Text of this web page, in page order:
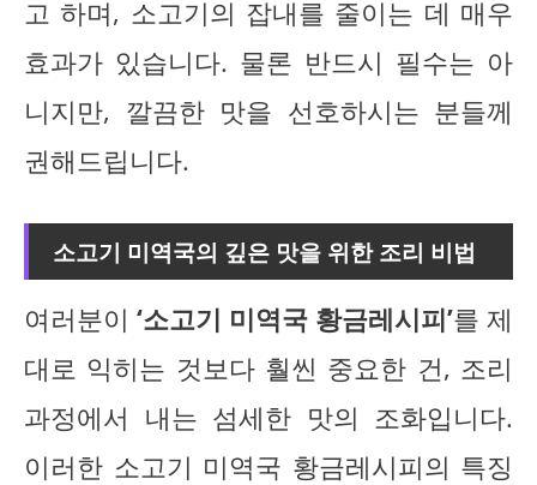
고 하며, 소고기의 잡내를 줄이는 데 매우
효과가 있습니다. 물론 반드시 필수는 아
니지만, 깔끔한 맛을 선호하시는 분들께
권해드립니다.
소고기 미역국의 깊은 맛을 위한 조리 비법
여러분이 ‘소고기 미역국 황금레시피’를 제
대로 익히는 것보다 훨씬 중요한 건, 조리
과정에서 내는 섬세한 맛의 조화입니다.
이러한 소고기 미역국 황금레시피의 특징